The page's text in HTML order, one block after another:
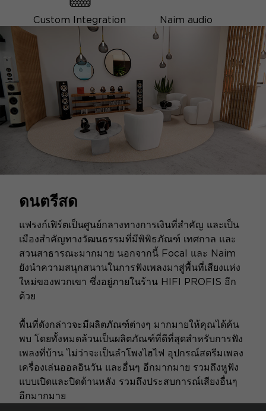
Custom Integration Naim audio
ดนตรีสด
แฟรงก์เฟิร์ตเป็นศูนย์กลางทางการเงินที่สำคัญ และเป็น
เมืองสำคัญทางวัฒนธรรมที่มีพิพิธภัณฑ์ เทศกาล และ
สวนสาธารณะมากมาย นอกจากนี้ Focal และ Naim
ยังนำความสนุกสนานในการฟังเพลงมาสู่พื้นที่เสียงแห่ง
ใหม่ของพวกเขา ซึ่งอยู่ภายในร้าน HIFI PROFIS อีก
ด้วย
พื้นที่ดังกล่าวจะมีผลิตภัณฑ์ต่างๆ มากมายให้คุณได้ค้น
พบ โดยทั้งหมดล้วนเป็นผลิตภัณฑ์ที่ดีที่สุดสำหรับการฟัง
เพลงที่บ้าน ไม่ว่าจะเป็นลำโพงไฮไฟ อุปกรณ์สตรีมเพลง
เครื่องเล่นออลอินวัน และอื่นๆ อีกมากมาย รวมถึงหูฟัง
แบบเปิดและปิดด้านหลัง รวมถึงประสบการณ์เสียงอื่นๆ
อีกมากมาย